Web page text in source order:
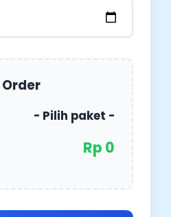
- Pilih paket -
Rp 0